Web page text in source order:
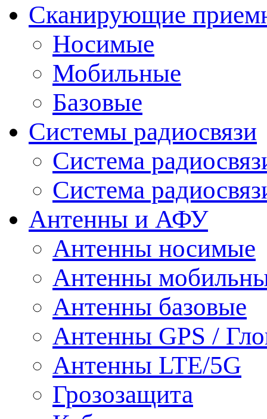
Сканирующие
Носимые
Мобильные
Базовые
Системы радиосвязи
Система
Система
Антенны и АФУ
Антенны носимые
Антенны
Антенны базовые
Антенны GPS /
Антенны LTE/5G
Грозозащита